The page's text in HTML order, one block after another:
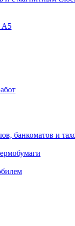
А5
банкоматов и